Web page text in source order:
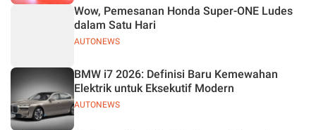
AUTONEWS
Wow, Pemesanan Honda Super-ONE Ludes
dalam Satu Hari
AUTONEWS
BMW i7 2026: Definisi Baru Kemewahan
Elektrik untuk Eksekutif Modern